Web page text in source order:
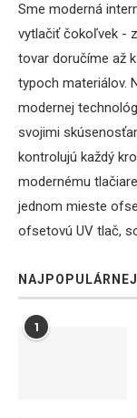
Sme moderná
vytlačiť čokoľvek -
tovar doručíme až
typoch materiálov.
modernej
svojimi
kontrolujú každý
modernému
jednom mieste
ofsetovú UV tlač,
1